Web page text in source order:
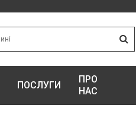
ПОСЛУГИ
ПРО
НАС